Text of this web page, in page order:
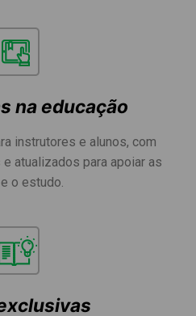
na educação
instrutores e alunos, com
atualizados para apoiar as
o estudo.